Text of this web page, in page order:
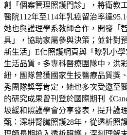
創「個案管理照護門診」，將衛教
醫院112年至114年乳癌留治率達
她也與護理學系教師合作，開發「
具」，協助家屬參與決策；並針對
新生活」E化照護網頁與「瞭乳小
生活品質。多專科醫療團隊中，洪
紐，團隊曾獲國家生技醫療品質獎
秀團隊獎等肯定，她也多次受邀至
的研究成果曾刊登於國際期刊《
坡緩和照護學會分享發表，提升護
甄：深耕腎臟照護28年，從透析照